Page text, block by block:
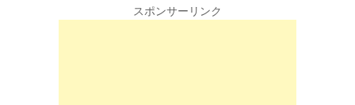
スポンサーリンク